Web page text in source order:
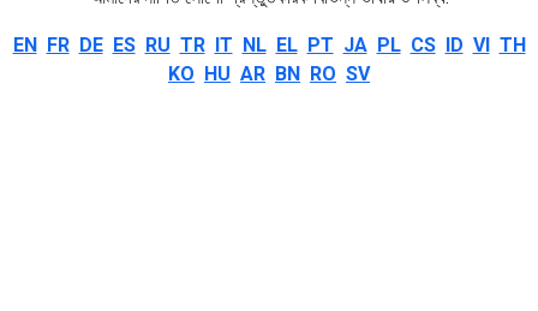
EN FR DE ES RU TR IT NL EL PT JA PL CS ID VI TH
KO HU AR BN RO SV